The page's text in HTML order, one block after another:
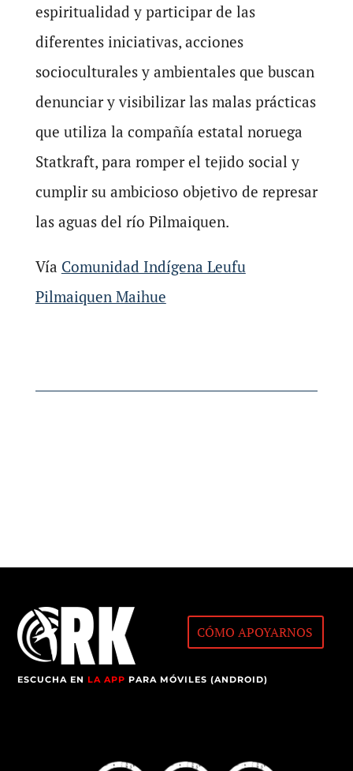
espiritualidad y participar de las
diferentes iniciativas, acciones
socioculturales y ambientales que buscan
denunciar y visibilizar las malas prácticas
que utiliza la compañía estatal noruega
Statkraft, para romper el tejido social y
cumplir su ambicioso objetivo de represar
las aguas del río Pilmaiquen.
Vía Comunidad Indígena Leufu
Pilmaiquen Maihue
CÓMO APOYARNOS
ESCUCHA ENLA APP PARA MÓVILES (ANDROID)